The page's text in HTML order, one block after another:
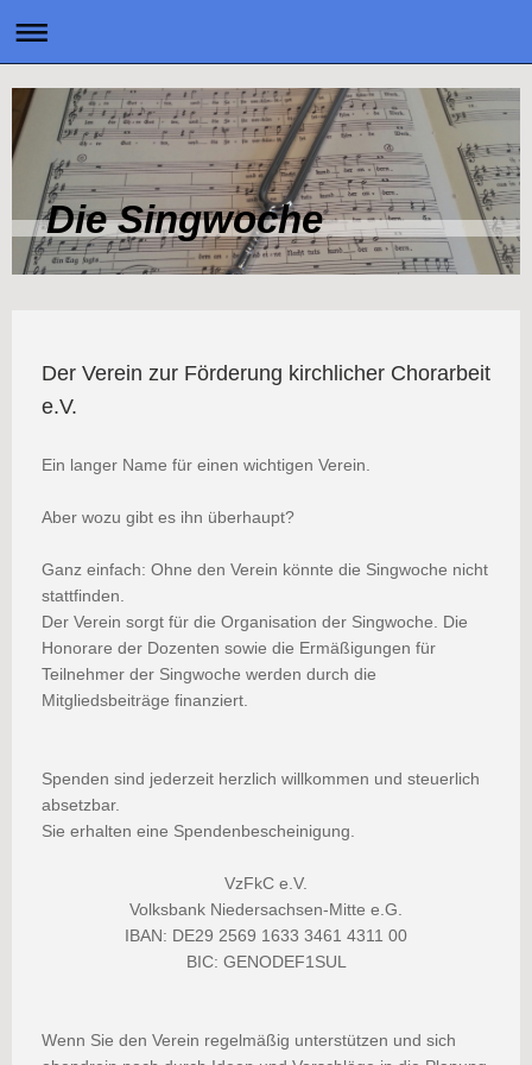
Die Singwoche
Der Verein zur Förderung kirchlicher Chorarbeit
e.V.
Ein langer Name für einen wichtigen Verein.
Aber wozu gibt es ihn überhaupt?
Ganz einfach: Ohne den Verein könnte die Singwoche nicht
stattfinden.
Der Verein sorgt für die Organisation der Singwoche. Die
Honorare der Dozenten sowie die Ermäßigungen für
Teilnehmer der Singwoche werden durch die
Mitgliedsbeiträge finanziert.
Spenden sind jederzeit herzlich willkommen und steuerlich
absetzbar.
Sie erhalten eine Spendenbescheinigung.
VzFkC e.V.
Volksbank Niedersachsen-Mitte e.G.
IBAN: DE29 2569 1633 3461 4311 00
BIC: GENODEF1SUL
Wenn Sie den Verein regelmäßig unterstützen und sich